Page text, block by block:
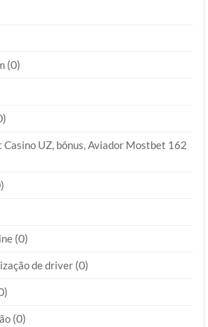
(0)
UZ, bônus, Aviador Mostbet 162
(0)
de driver (0)
(0)